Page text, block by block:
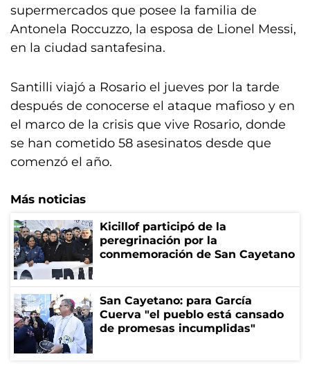
supermercados que posee la familia de
Antonela Roccuzzo, la esposa de Lionel Messi,
en la ciudad santafesina.
Santilli viajó a Rosario el jueves por la tarde
después de conocerse el ataque mafioso y en
el marco de la crisis que vive Rosario, donde
se han cometido 58 asesinatos desde que
comenzó el año.
Más noticias
Kicillof participó de la
peregrinación por la
conmemoración de San Cayetano
San Cayetano: para García
Cuerva "el pueblo está cansado
de promesas incumplidas"